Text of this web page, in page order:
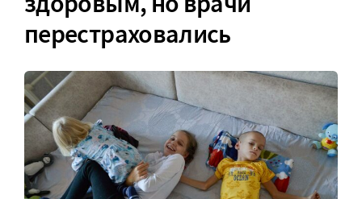
перестраховались